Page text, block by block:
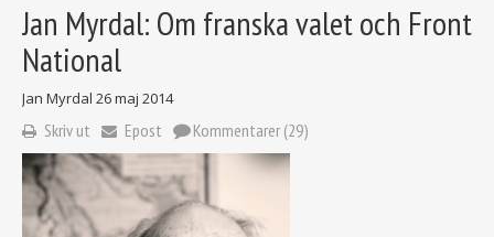
Jan Myrdal: Om franska valet och Front
National
Jan Myrdal 26 maj 2014
Skriv ut Epost Kommentarer (29)